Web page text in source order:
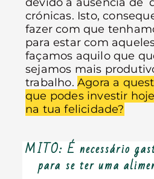
crónicas. Isto,
fazer com que
para estar com
façamos aquilo que
sejamos mais
trabalho. Agora a
que podes investir
na tua felicidade?
MITO: É necessário
para se ter uma